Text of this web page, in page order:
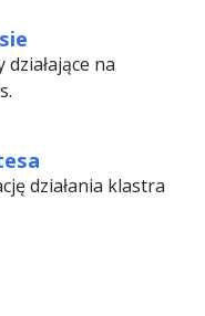
na
działania klastra